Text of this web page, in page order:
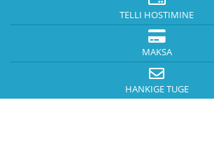
TELLI HOSTIMINE
MAKSA
HANKIGE TUGE